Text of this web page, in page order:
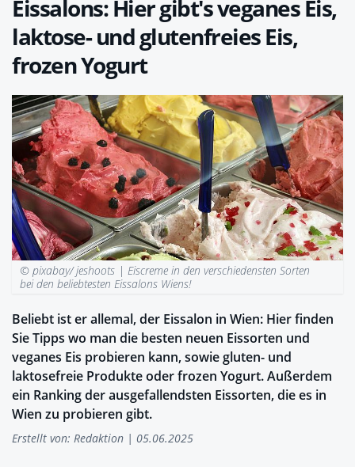
Eissalons: Hier gibt's veganes Eis,
laktose- und glutenfreies Eis,
frozen Yogurt
© pixabay/ jeshoots | Eiscreme in den verschiedensten Sorten
bei den beliebtesten Eissalons Wiens!
Beliebt ist er allemal, der Eissalon in Wien: Hier finden
Sie Tipps wo man die besten neuen Eissorten und
veganes Eis probieren kann, sowie gluten- und
laktosefreie Produkte oder frozen Yogurt. Außerdem
ein Ranking der ausgefallendsten Eissorten, die es in
Wien zu probieren gibt.
Erstellt von: Redaktion | 05.06.2025